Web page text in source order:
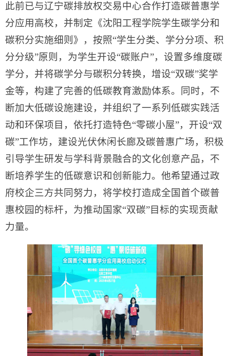
此前已与辽宁碳排放权交易中心合作打造碳普惠学
分应用高校，并制定《沈阳工程学院学生碳学分和
碳积分实施细则》，按照“学生分类、学分分项、积
分分级”原则，为学生开设“碳账户”，设置多维度碳
学分，并将碳学分与碳积分转换，增设“双碳”奖学
金等，构建了完善的低碳教育激励体系。同时，不
断加大低碳设施建设，并组织了一系列低碳实践活
动和环保项目，依托打造特色“零碳小屋”，开设“双
碳”工作坊，建设光伏休闲长廊及碳普惠广场，积极
引导学生研发与学科背景融合的文化创意产品，不
断培养学生的低碳意识和创新能力。他希望通过政
府校企三方共同努力，将学校打造成全国首个碳普
惠校园的标杆，为推动国家“双碳”目标的实现贡献
力量。